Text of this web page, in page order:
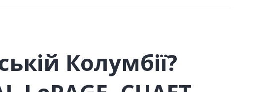
Колумбії?